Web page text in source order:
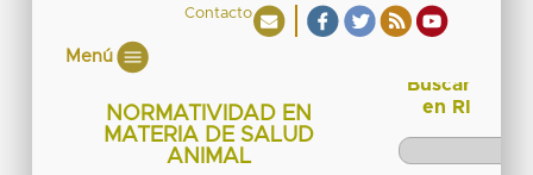
Contacto
Menú
NORMATIVIDAD EN
MATERIA DE SALUD
ANIMAL
Buscar
en RI